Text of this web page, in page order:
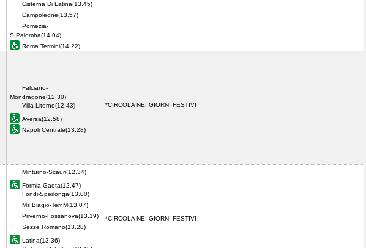
Cisterna Di Latina(13.45)
Campoleone(13.57)
Pomezia-
S.Palomba(14.04)
Roma Termini(14.22)
Falciano-
Mondragone(12.30)
Villa Literno(12.43)
Aversa(12.58)
Napoli Centrale(13.28)
*CIRCOLA NEI GIORNI FESTIVI
Minturno-Scauri(12.34)
Formia-Gaeta(12.47)
Fondi-Sperlonga(13.00)
Ms.Biagio-Terr.M(13.07)
Priverno-Fossanova(13.19)
Sezze Romano(13.28)
Latina(13.36)
*CIRCOLA NEI GIORNI FESTIVI